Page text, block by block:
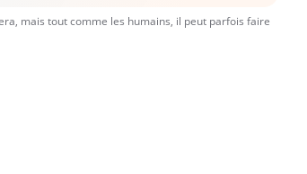
mais tout comme les humains, il peut parfois faire